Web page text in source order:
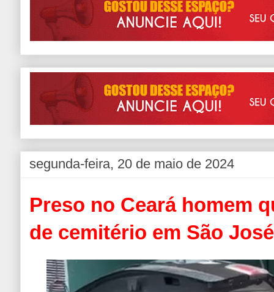
segunda-feira, 20 de maio de 2024
Preso no Ceará homem
de cemitério em São